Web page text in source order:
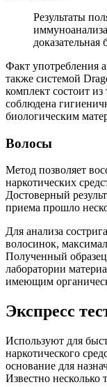
Результаты
доказательная
Факт употребления
также системой
комплект состоит
соблюдена
биологическим
Волосы
Метод позволяет
наркотических
Достоверный
приема прошло
Для анализа
волосинок,
Полученный
лаборатории
имеющим
Экспресс
Используют для
наркотического
основание для
Известно несколько